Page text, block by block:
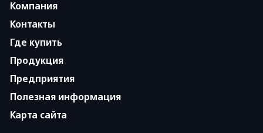
Компания
Контакты
Где купить
Продукция
Предприятия
Полезная информация
Карта сайта